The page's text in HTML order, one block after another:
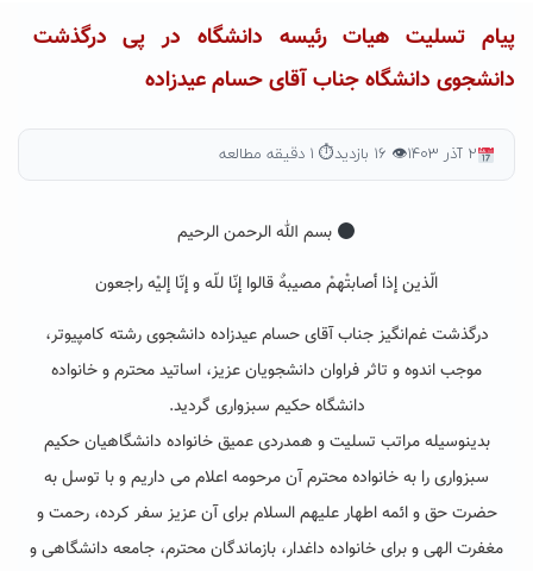
پیام تسلیت هیات رئیسه دانشگاه در پی درگذشت
دانشجوی دانشگاه جناب آقای حسام عیدزاده
۲ آذر ۱۴۰۳ 👁 ۱۶ بازدید ⏱ ۱ دقیقه مطالعه
بسم الله الرحمن الرحیم
الّذین إذا أصابتْهمْ مصیبهٌ قالوا إنّا للّه و إنّا إلیْه راجعون‌
درگذشت غم‌انگیز جناب آقای حسام عیدزاده دانشجوی رشته کامپیوتر،
موجب اندوه و تاثر فراوان دانشجویان عزیز، اساتید محترم و خانواده
دانشگاه حکیم سبزواری گردید.
بدینوسیله مراتب تسلیت و همدردی عمیق خانواده دانشگاهیان حکیم
سبزواری را به خانواده محترم آن مرحومه اعلام می داریم و با توسل به
حضرت حق و ائمه اطهار علیهم السلام برای آن عزیز سفر کرده، رحمت و
مغفرت الهی و برای خانواده داغدار، بازماندگان محترم، جامعه دانشگاهی و